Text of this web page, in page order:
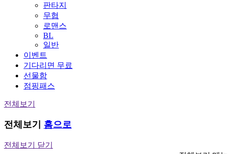
판타지
무협
로맨스
BL
일반
이벤트
기다리면 무료
선물함
점핑패스
전체보기
전체보기 홈으로
전체보기 닫기